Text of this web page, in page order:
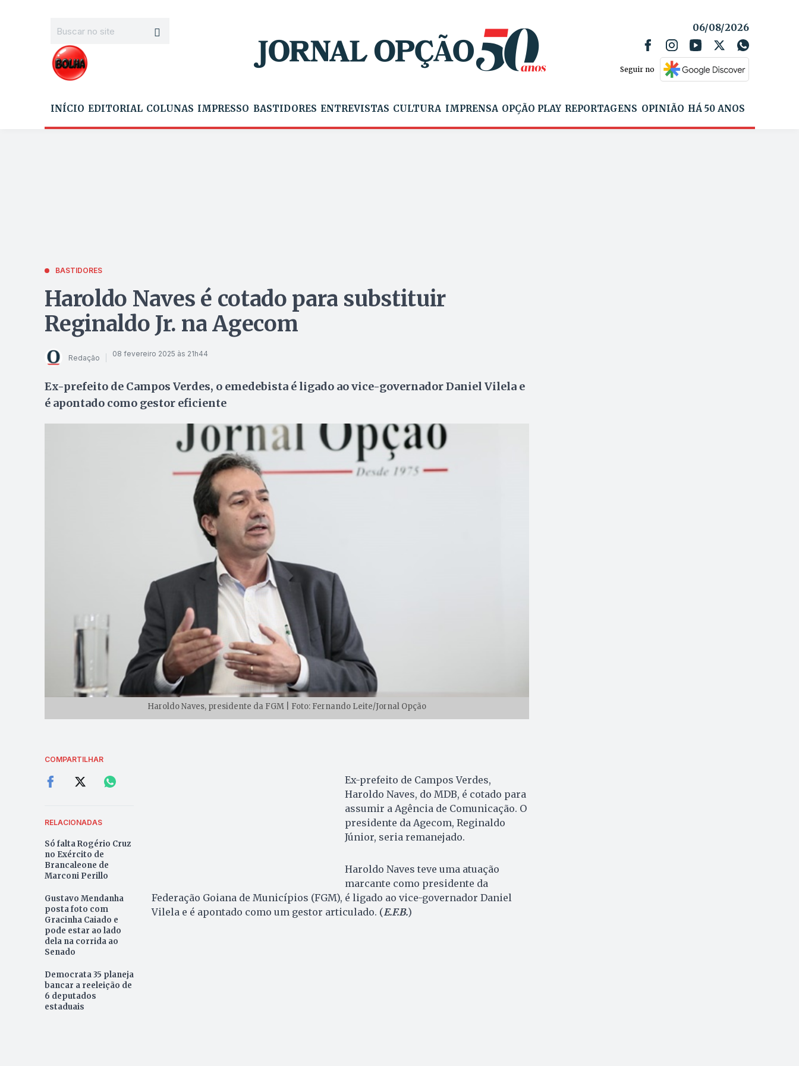
06/08/2026
Seguir no
INÍCIO EDITORIAL COLUNAS IMPRESSO BASTIDORES ENTREVISTAS CULTURA IMPRENSA OPÇÃO PLAY REPORTAGENS OPINIÃO HÁ 50 ANOS
BASTIDORES
Haroldo Naves é cotado para substituir
Reginaldo Jr. na Agecom
Redação 08 fevereiro 2025 às 21h44
Ex-prefeito de Campos Verdes, o emedebista é ligado ao vice-governador Daniel Vilela e
é apontado como gestor eficiente
Haroldo Naves, presidente da FGM | Foto: Fernando Leite/Jornal Opção
COMPARTILHAR
RELACIONADAS
Só falta Rogério Cruz
no Exército de
Brancaleone de
Marconi Perillo
Gustavo Mendanha
posta foto com
Gracinha Caiado e
pode estar ao lado
dela na corrida ao
Senado
Democrata 35 planeja
bancar a reeleição de
6 deputados
estaduais
Ex-prefeito de Campos Verdes,
Haroldo Naves, do MDB, é cotado para
assumir a Agência de Comunicação. O
presidente da Agecom, Reginaldo
Júnior, seria remanejado.
Haroldo Naves teve uma atuação
marcante como presidente da
Federação Goiana de Municípios (FGM), é ligado ao vice-governador Daniel
Vilela e é apontado como um gestor articulado. (E.F.B.)